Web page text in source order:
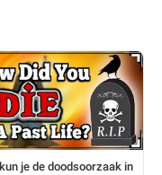
je de doodsoorzaak in